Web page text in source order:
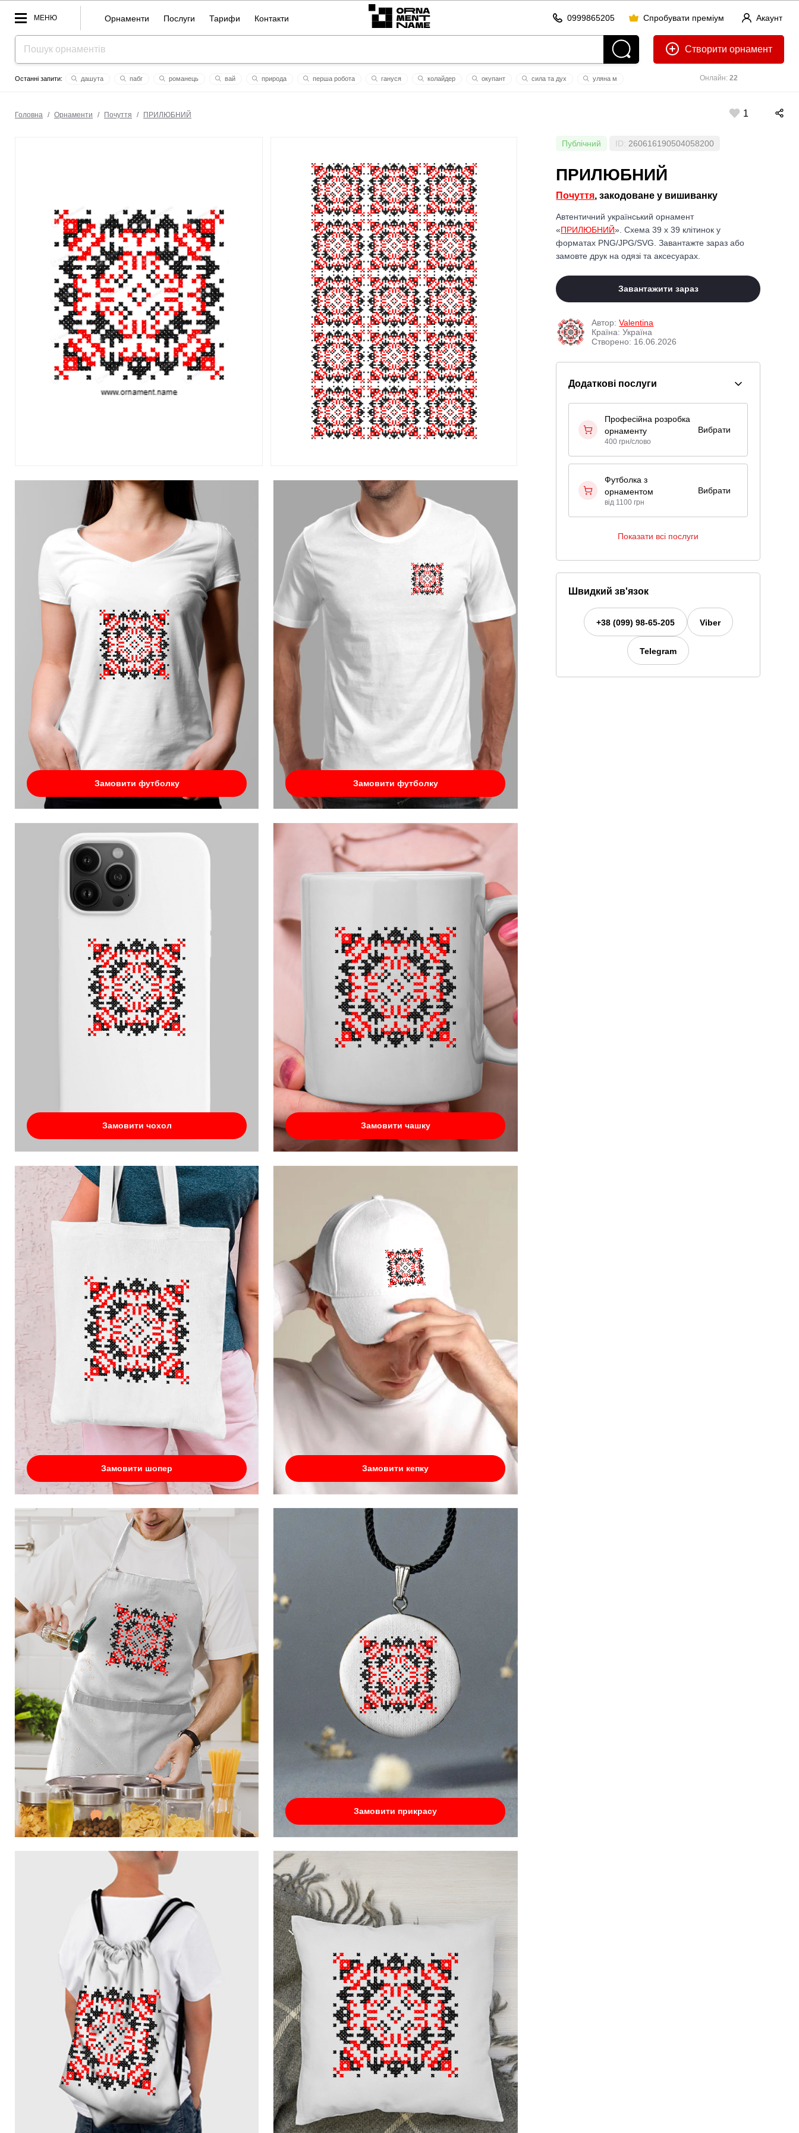
МЕНЮ Орнаменти Послуги Тарифи Контакти Акаунт
0999865205 Спробувати преміум
Створити
Онлайн: 22
дашута пабг романець вай природа перша робота гануся колайдер окупант сила та дух
уляна м
Головна / Орнаменти / Почуття / ПРИЛЮБНИЙ 1
Замовити футболку Замовити футболку
Замовити чохол Замовити чашку
Замовити шопер Замовити кепку
Замовити прикрасу
Публічний ID: 260616190504058200
ПРИЛЮБНИЙ
Почуття, закодоване у вишиванку
Автентичний український орнамент
«ПРИЛЮБНИЙ». Схема 39 x 39 клітинок у
форматах PNG/JPG/SVG. Завантажте зараз або
замовте друк на одязі та аксесуарах.
Завантажити зараз
Автор:Valentina
Країна: Україна
Створено: 16.06.2026
Додаткові послуги
Професійна розробка
орнаменту
400 грн/слово
Вибрати
Футболка з
орнаментом
від 1100 грн
Вибрати
Показати всі послуги
Швидкий зв'язок
+38 (099) 98-65-205 Viber
Telegram